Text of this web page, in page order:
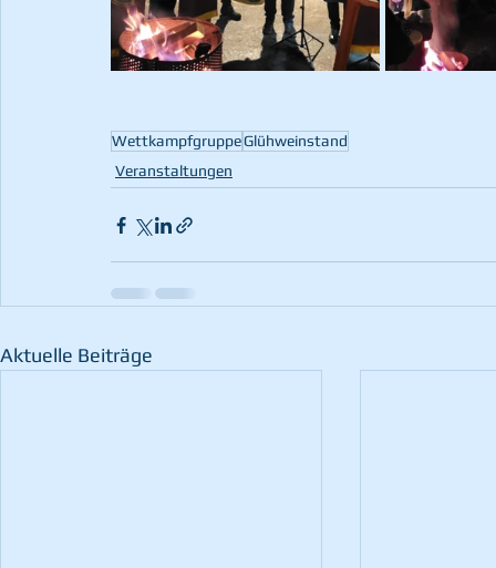
WettkampfgruppeGlühweinstand
Veranstaltungen
Aktuelle Beiträge